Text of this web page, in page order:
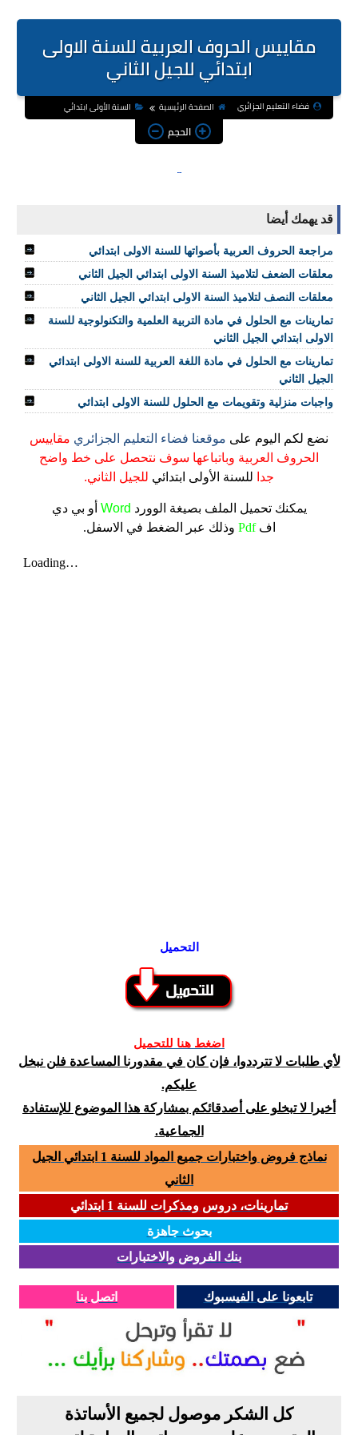
مقاييس الحروف العربية للسنة الاولى
ابتدائي للجيل الثاني
فضاء التعليم الجزائري الصفحة الرئيسية السنة الأولى ابتدائي
الحجم
قد يهمك أيضا
مراجعة الحروف العربية بأصواتها للسنة الاولى ابتدائي
معلقات الضعف لتلاميذ السنة الاولى ابتدائي الجيل الثاني
معلقات النصف لتلاميذ السنة الاولى ابتدائي الجيل الثاني
تمارينات مع الحلول في مادة التربية العلمية والتكنولوجية للسنة
الاولى ابتدائي الجيل الثاني
تمارينات مع الحلول في مادة اللغة العربية للسنة الاولى ابتدائي
الجيل الثاني
واجبات منزلية وتقويمات مع الحلول للسنة الاولى ابتدائي
نضع لكم اليوم على موقعنا فضاء التعليم الجزائري مقاييس
الحروف العربية وباتباعها سوف نتحصل على خط واضح
جدا للسنة الأولى ابتدائي للجيل الثاني.
يمكنك تحميل الملف بصيغة الوورد Word أو بي دي
افPdf وذلك عبر الضغط في الاسفل.
التحميل
اضغط هنا للتحميل
لأي طلبات لا تترددوا، فإن كان في مقدورنا المساعدة فلن نبخل
عليكم.
أخيرا لا تبخلو على أصدقائكم بمشاركة هذا الموضوع للإستفادة
الجماعية.
نماذج فروض واختبارات جميع المواد للسنة 1 ابتدائي الجيل
الثاني
تمارينات، دروس ومذكرات للسنة 1 ابتدائي
بحوث جاهزة
بنك الفروض والاختبارات
تابعونا على الفيسبوك اتصل بنا
كل الشكر موصول لجميع الأساتذة